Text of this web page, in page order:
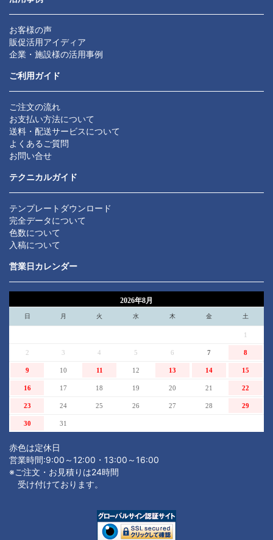
お客様の声
販促活用アイディア
企業・施設様の活用事例
ご利用ガイド
ご注文の流れ
お支払い方法について
送料・配送サービスについて
よくあるご質問
お問い合せ
テクニカルガイド
テンプレートダウンロード
完全データについて
色数について
入稿について
営業日カレンダー
2026年8月
日 月 火 水 木 金 土
1
2 3 4 5 6 7 8
9 10 11 12 13 14 15
16 17 18 19 20 21 22
23 24 25 26 27 28 29
30 31
赤色は定休日
営業時間:9:00～12:00・13:00～16:00
※ご注文・お見積りは24時間
受け付けております。